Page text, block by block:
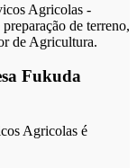
Agricolas -
de terreno,
de Agricultura.
Fukuda
Agricolas é